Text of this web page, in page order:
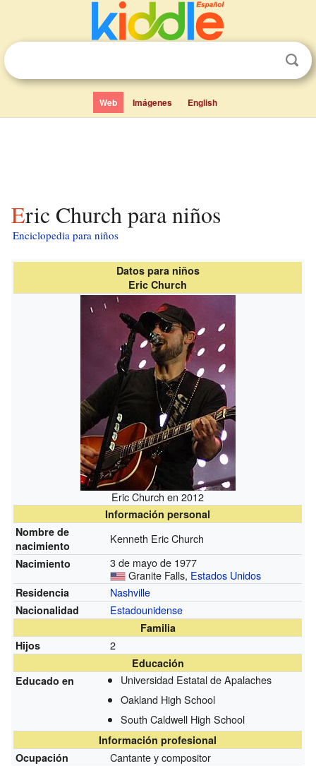
Web Imágenes English
Eric Church para niños
Enciclopedia para niños
Datos para niños
Eric Church
Eric Church en 2012
Información personal
Nombre de
nacimiento
Kenneth Eric Church
Nacimiento
3 de mayo de 1977
Granite Falls, Estados Unidos
Residencia Nashville
Nacionalidad Estadounidense
Familia
Hijos
2
Educación
Educado en
Universidad Estatal de Apalaches
Oakland High School
South Caldwell High School
Información profesional
Ocupación
Cantante y compositor